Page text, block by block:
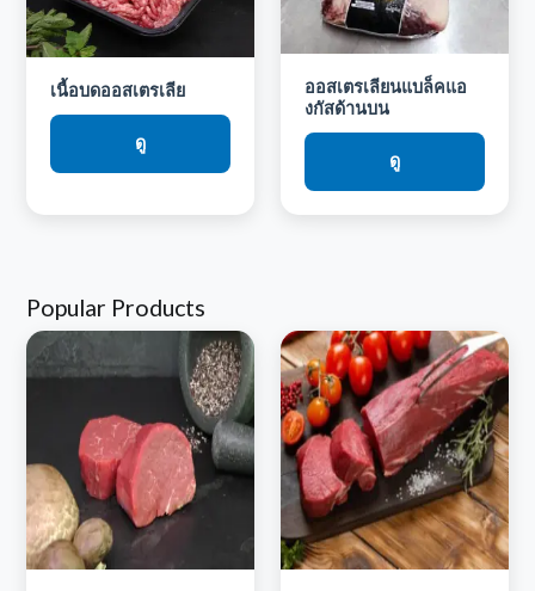
เนื้อบดออสเตรเลีย
ดู
ออสเตรเลียนแบล็คแอ
งกัสด้านบน
ดู
Popular Products